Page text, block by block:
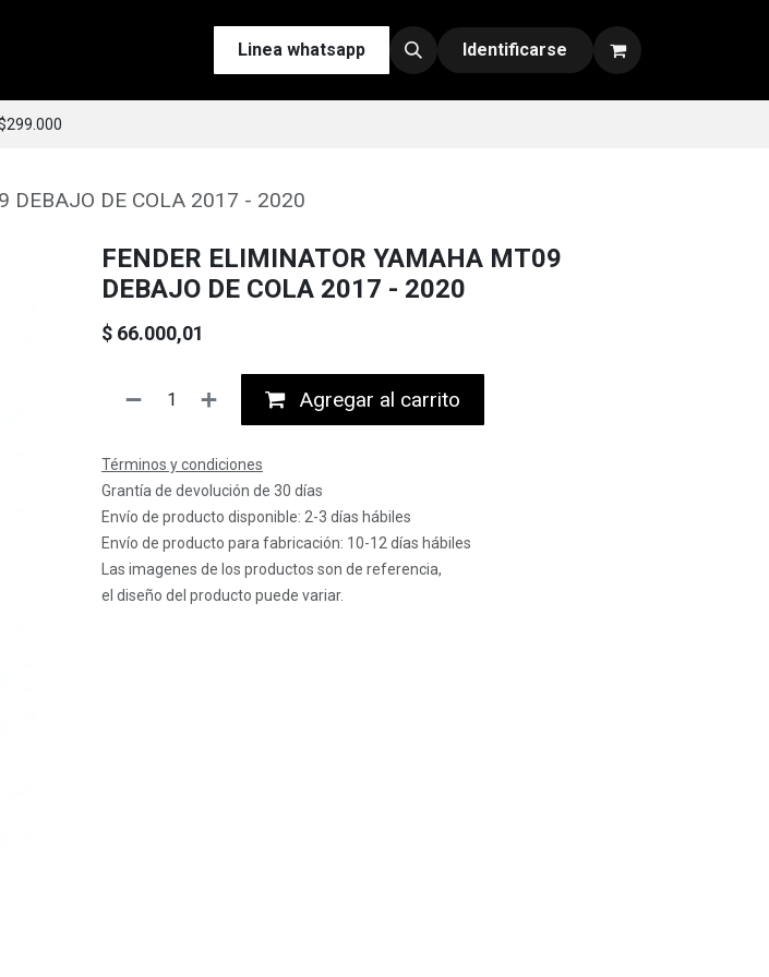
Esenciales Contáctenos Nuestras Redes y Canales de Venta
Linea whatsapp Identificarse
DEBAJO DE COLA 2017 - 2020
FENDER ELIMINATOR YAMAHA MT09
DEBAJO DE COLA 2017 - 2020
$ 66.000,01
Agregar al carrito
Términos y condiciones
Grantía de devolución de 30 días
Envío de producto disponible: 2-3 días hábiles
Envío de producto para fabricación: 10-12 días hábiles
Las imagenes de los productos son de referencia,
el diseño del producto puede variar.